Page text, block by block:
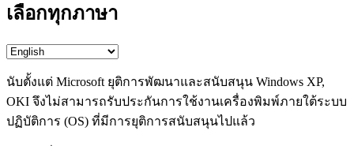
เลือกทุกภาษา
นับตั้งแต่ Microsoft ยุติการพัฒนาและสนับสนุน Windows XP,
OKI จึงไม่สามารถรับประกันการใช้งานเครื่องพิมพ์ภายใต้ระบบ
ปฏิบัติการ (OS) ที่มีการยุติการสนับสนุนไปแล้ว